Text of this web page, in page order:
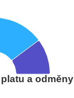
a odměny